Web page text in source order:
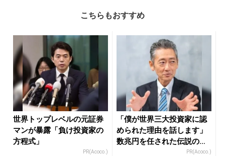
こちらもおすすめ
世界トップレベルの元証券
マンが暴露「負け投資家の
方程式」
PR(Acoco.)
「僕が世界三大投資家に認
められた理由を話します」
数兆円を任された伝説の投
PR(Acoco.)